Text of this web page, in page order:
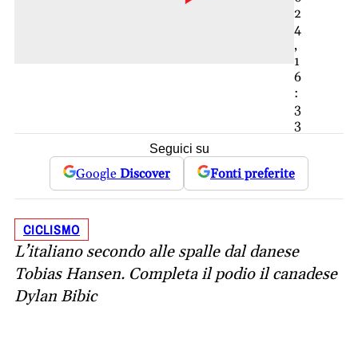
2
4
,
1
6
:
3
3
Seguici su
Google Discover Fonti preferite
CICLISMO
L’italiano secondo alle spalle dal danese
Tobias Hansen. Completa il podio il canadese
Dylan Bibic